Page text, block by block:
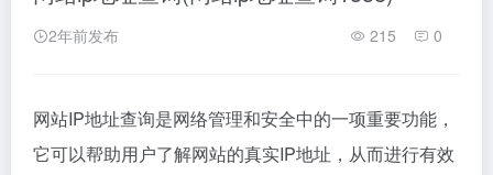
2年前发布 215 0
网站IP地址查询是网络管理和安全中的一项重要功能，
它可以帮助用户了解网站的真实IP地址，从而进行有效